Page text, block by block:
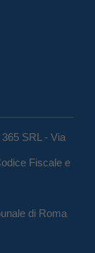
SRL - Via
Fiscale e
di Roma